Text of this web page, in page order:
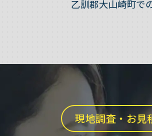
乙訓郡大山崎町で
現地調査・お見